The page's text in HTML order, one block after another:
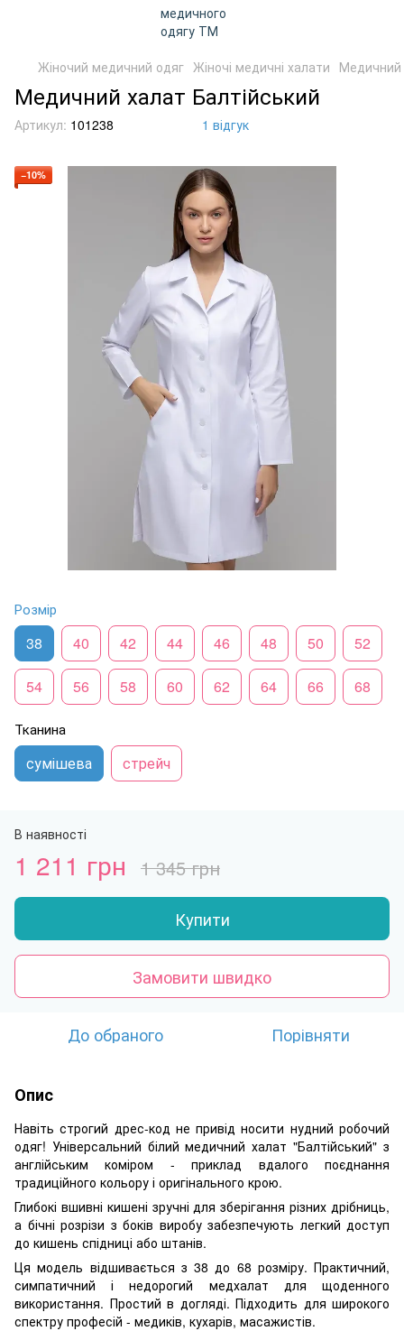
Жіночий медичний одяг Жіночі медичні халати Медичний
Медичний халат Балтійський
Артикул: 101238 1 відгук
−10%
Розмір
38 40 42 44 46 48 50 52
54 56 58 60 62 64 66 68
Тканина
сумішева стрейч
В наявності
1 211 грн 1 345 грн
Купити
Замовити швидко
До обраного Порівняти
Опис
Навіть строгий дрес-код не привід носити нудний робочий
одяг! Універсальний білий медичний халат "Балтійський" з
англійським коміром - приклад вдалого поєднання
традиційного кольору і оригінального крою.
Глибокі вшивні кишені зручні для зберігання різних дрібниць,
а бічні розрізи з боків виробу забезпечують легкий доступ
до кишень спідниці або штанів.
Ця модель відшивається з 38 до 68 розміру. Практичний,
симпатичний і недорогий медхалат для щоденного
використання. Простий в догляді. Підходить для широкого
спектру професій - медиків, кухарів, масажистів.